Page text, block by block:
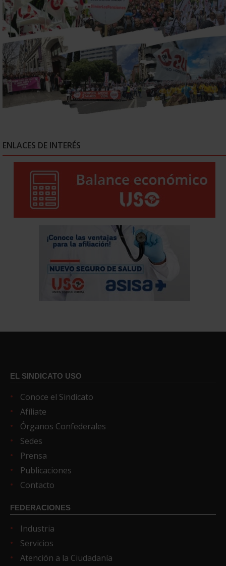
ENLACES DE INTERÉS
EL SINDICATO USO
Conoce el Sindicato
Afíliate
Órganos Confederales
Sedes
Prensa
Publicaciones
Contacto
FEDERACIONES
Industria
Servicios
Atención a la Ciudadanía